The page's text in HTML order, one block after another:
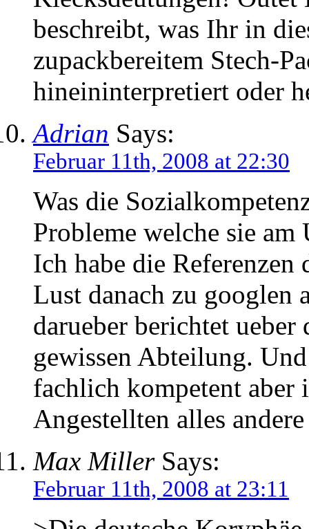
beschreibt, was Ihr in
zupackbereitem Stech-
hineininterpretiert oder
Adrian Says:
Februar 11th, 2008 at 22:30
Was die
Probleme welche sie
Ich habe die
Lust danach zu googlen
darueber berichtet
gewissen Abteilung.
fachlich kompetent aber
Angestellten alles
Max MillerSays:
Februar 11th, 2008 at 23:11